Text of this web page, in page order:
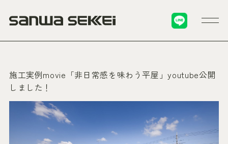
施工実例movie「非日常感を味わう平屋」youtube公開
しました！